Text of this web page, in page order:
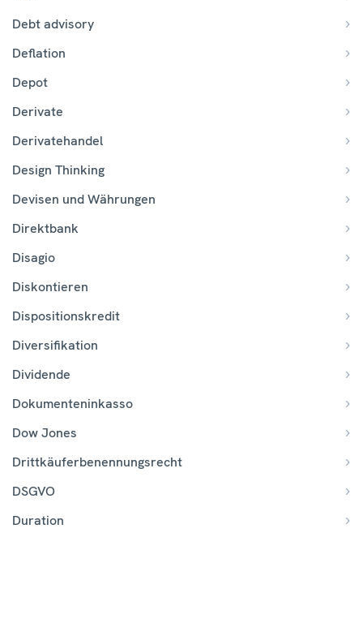
Debt advisory
Deflation
Depot
Derivate
Derivatehandel
Design Thinking
Devisen und Währungen
Direktbank
Disagio
Diskontieren
Dispositionskredit
Diversifikation
Dividende
Dokumenteninkasso
Dow Jones
Drittkäuferbenennungsrecht
DSGVO
Duration